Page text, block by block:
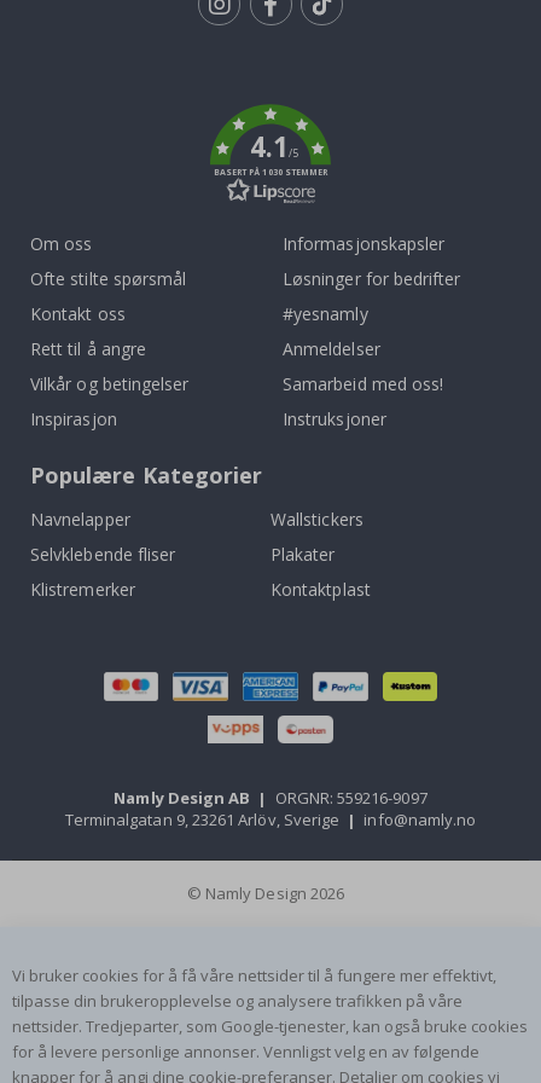
4.1/5
BASERT PÅ 1030 STEMMER
Om oss
Ofte stilte spørsmål
Kontakt oss
Rett til å angre
Vilkår og betingelser
Inspirasjon
Informasjonskapsler
Løsninger for bedrifter
#yesnamly
Anmeldelser
Samarbeid med oss!
Instruksjoner
Populære Kategorier
Navnelapper
Wallstickers
Selvklebende fliser
Plakater
Klistremerker
Kontaktplast
Namly Design AB |
ORGNR: 559216-9097
Terminalgatan 9, 23261 Arlöv, Sverige | info@namly.no
© Namly Design 2026
Vi bruker cookies for å få våre nettsider til å fungere mer effektivt,
tilpasse din brukeropplevelse og analysere trafikken på våre
nettsider. Tredjeparter, som Google-tjenester, kan også bruke cookies
for å levere personlige annonser. Vennligst velg en av følgende
knapper for å angi dine cookie-preferanser. Detaljer om cookies vi